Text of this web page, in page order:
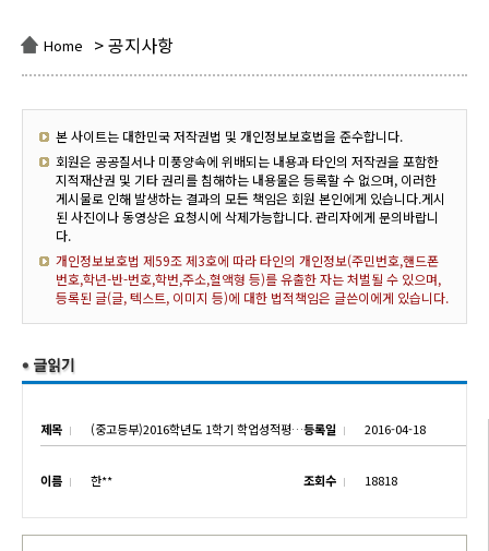
Home > 공지사항
본 사이트는 대한민국 저작권법 및 개인정보보호법을 준수합니다.
회원은 공공질서나 미풍양속에 위배되는 내용과 타인의 저작권을 포함한
지적재산권 및 기타 권리를 침해하는 내용물은 등록할 수 없으며, 이러한
게시물로 인해 발생하는 결과의 모든 책임은 회원 본인에게 있습니다.게시
된 사진이나 동영상은 요청시에 삭제가능합니다. 관리자에게 문의바랍니
다.
개인정보보호법 제59조 제3호에 따라 타인의 개인정보(주민번호,핸드폰
번호,학년-반-번호,학번,주소,혈액형 등)를 유출한 자는 처벌될 수 있으며,
등록된 글(글, 텍스트, 이미지 등)에 대한 법적책임은 글쓴이에게 있습니다.
제목 (중고등부)2016학년도 1학기 학업성적평가계획등록일 2016-04-18
이름 한** 조회수 18818